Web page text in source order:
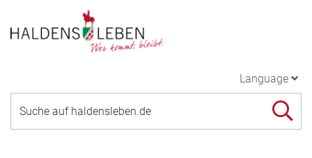
Language